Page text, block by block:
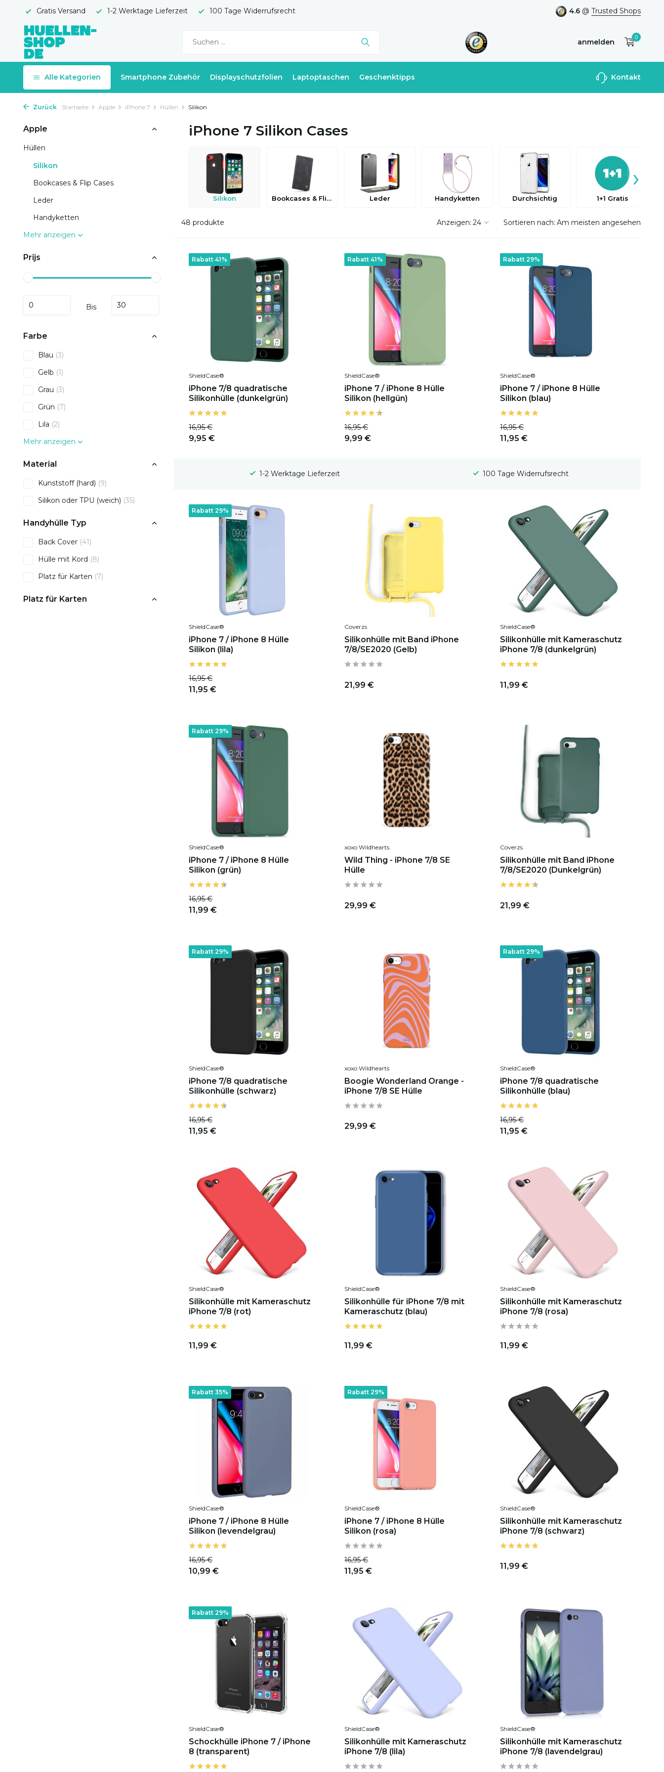
Gratis Versand 1-2 Werktage Lieferzeit 100 Tage Widerrufsrecht 4.6 @ Trusted Shops
anmelden
Benutzerkonto
0
Alle Kategorien Smartphone Zubehör Displayschutzfolien Laptoptaschen Geschenktipps Kontakt
Zurück Startseite Apple iPhone 7 Hüllen Silikon
Apple
Hüllen
Silikon
Bookcases & Flip Cases
Leder
Handyketten
Mehr anzeigen
Prijs
Bis
Farbe
Blau (3)
Gelb (1)
Grau (3)
Grün (7)
Lila (2)
Mehr anzeigen
Material
Kunststoff (hard) (9)
Silikon oder TPU (weich) (35)
Handyhülle Typ
Back Cover (41)
Hülle mit Kord (8)
Platz für Karten (7)
Platz für Karten
iPhone 7 Silikon Cases
Silikon Bookcases & Flip Cases Leder Handyketten Durchsichtig 1+1 Gratis
›
48 produkte Anzeigen: Sortieren nach:
Rabatt 41%
ShieldCase®
iPhone 7/8 quadratische
Silikonhülle (dunkelgrün)
16,95 €
9,95 €
Rabatt 41%
ShieldCase®
iPhone 7 / iPhone 8 Hülle
Silikon (hellgün)
16,95 €
9,99 €
Rabatt 29%
ShieldCase®
iPhone 7 / iPhone 8 Hülle
Silikon (blau)
16,95 €
11,95 €
100 Tage Widerrufsrecht Gratis Versand
Rabatt 29%
ShieldCase®
iPhone 7 / iPhone 8 Hülle
Silikon (lila)
16,95 €
11,95 €
Coverzs
Silikonhülle mit Band iPhone
7/8/SE2020 (Gelb)
21,99 €
ShieldCase®
Silikonhülle mit Kameraschutz
iPhone 7/8 (dunkelgrün)
11,99 €
Rabatt 29%
ShieldCase®
iPhone 7 / iPhone 8 Hülle
Silikon (grün)
16,95 €
11,99 €
xoxo Wildhearts
Wild Thing - iPhone 7/8 SE
Hülle
29,99 €
Coverzs
Silikonhülle mit Band iPhone
7/8/SE2020 (Dunkelgrün)
21,99 €
Rabatt 29%
ShieldCase®
iPhone 7/8 quadratische
Silikonhülle (schwarz)
16,95 €
11,95 €
xoxo Wildhearts
Boogie Wonderland Orange -
iPhone 7/8 SE Hülle
29,99 €
Rabatt 29%
ShieldCase®
iPhone 7/8 quadratische
Silikonhülle (blau)
16,95 €
11,95 €
ShieldCase®
Silikonhülle mit Kameraschutz
iPhone 7/8 (rot)
11,99 €
ShieldCase®
Silikonhülle für iPhone 7/8 mit
Kameraschutz (blau)
11,99 €
ShieldCase®
Silikonhülle mit Kameraschutz
iPhone 7/8 (rosa)
11,99 €
Rabatt 35%
ShieldCase®
iPhone 7 / iPhone 8 Hülle
Silikon (levendelgrau)
16,95 €
10,99 €
Rabatt 29%
ShieldCase®
iPhone 7 / iPhone 8 Hülle
Silikon (rosa)
16,95 €
11,95 €
ShieldCase®
Silikonhülle mit Kameraschutz
iPhone 7/8 (schwarz)
11,99 €
Rabatt 29%
ShieldCase®
Schockhülle iPhone 7 / iPhone
8 (transparent)
ShieldCase®
Silikonhülle mit Kameraschutz
iPhone 7/8 (lila)
ShieldCase®
Silikonhülle mit Kameraschutz
iPhone 7/8 (lavendelgrau)